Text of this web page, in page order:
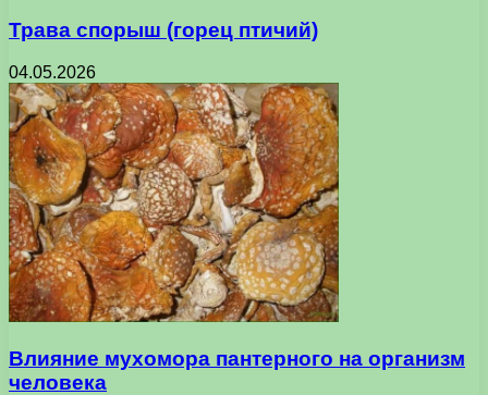
Трава спорыш (горец птичий)
04.05.2026
Влияние мухомора пантерного на организм
человека